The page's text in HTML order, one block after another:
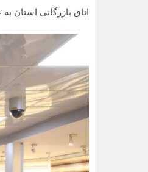
اتاق بازرگانی استان